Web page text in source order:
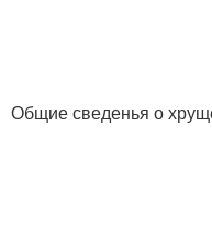
Общие сведенья о